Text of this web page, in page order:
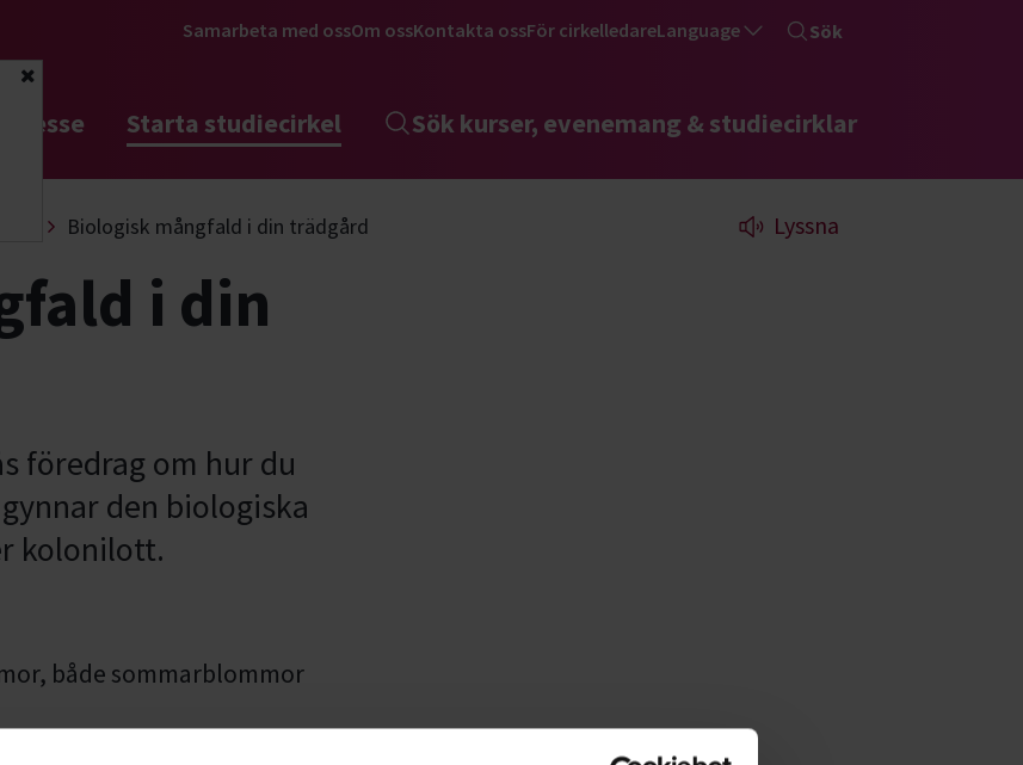
Stäng
Samarbeta med ossOm ossKontakta ossFör cirkelledareLanguage Sök
Starta studiecirkel Sök kurser, evenemang & studiecirklar
Biologisk mångfald i din trädgård Lyssna
i din
föredrag om hur du
den biologiska
kolonilott.
både sommarblommor